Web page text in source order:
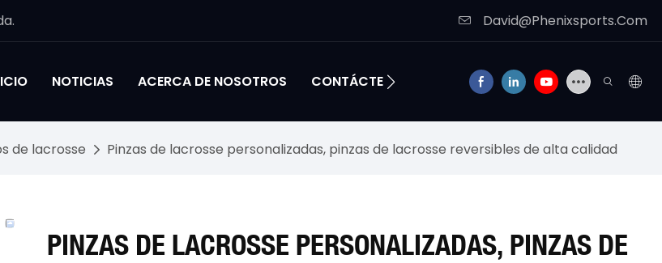
David@Phenixsports.Com
NOTICIAS ACERCA DE NOSOTROS CONTÁCTENOS
de lacrosse Pinzas de lacrosse personalizadas, pinzas de lacrosse reversibles de alta calidad
PINZAS DE LACROSSE PERSONALIZADAS, PINZAS DE